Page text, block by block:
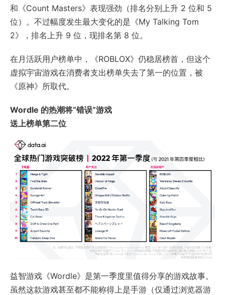
和《Count Masters》表现强劲（排名分别上升 2 位和 5
位）。不过幅度发生最大变化的是《My Talking Tom
2》，排名上升 9 位，现排名第 8 位。
在月活跃用户榜单中，《ROBLOX》仍稳居榜首，但这个
虚拟宇宙游戏在消费者支出榜单失去了第一的位置，被
《原神》所取代。
Wordle 的热潮将“错误”游戏
送上榜单第二位
益智游戏《Wordle》是第一季度里值得分享的游戏故事。
虽然这款游戏甚至都不能称得上是手游（仅通过浏览器游